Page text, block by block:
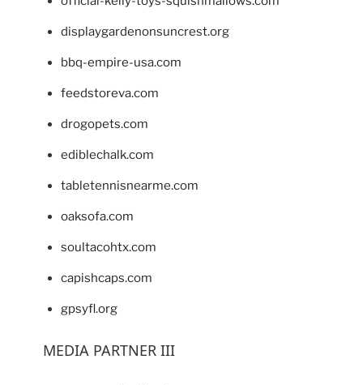
displaygardenonsuncrest.org
bbq-empire-usa.com
feedstoreva.com
drogopets.com
ediblechalk.com
tabletennisnearme.com
oaksofa.com
soultacohtx.com
capishcaps.com
gpsyfl.org
MEDIA PARTNER III